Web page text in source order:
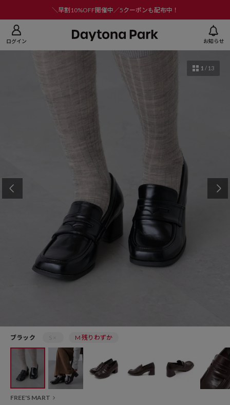
＼早割10%OFF開催中／5クーポンも配布中！
ログイン お知らせ
1 / 13
ブラック M 残りわずか
FREE'S MART